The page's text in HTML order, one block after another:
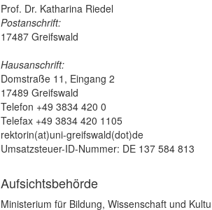
Prof. Dr. Katharina Riedel
Postanschrift:
17487 Greifswald
Hausanschrift:
Domstraße 11, Eingang 2
17489 Greifswald
Telefon +49 3834 420 0
Telefax +49 3834 420 1105
rektorin(at)uni-greifswald(dot)de
Umsatzsteuer-ID-Nummer: DE 137 584 813
Aufsichtsbehörde
Ministerium für Bildung, Wissenschaft und